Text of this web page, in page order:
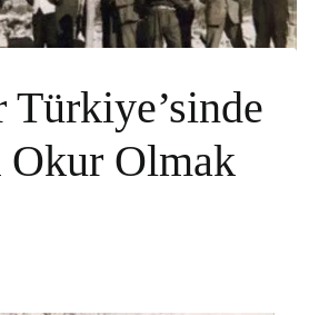
Türkiye’sinde
Okur Olmak